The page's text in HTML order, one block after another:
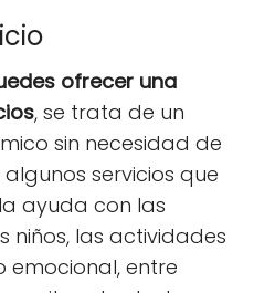
ofrecer una
, se trata de un
sin necesidad de
servicios que
ayuda con las
niños, las actividades
emocional, entre